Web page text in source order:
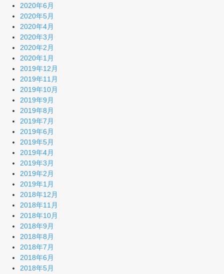
2020年6月
2020年5月
2020年4月
2020年3月
2020年2月
2020年1月
2019年12月
2019年11月
2019年10月
2019年9月
2019年8月
2019年7月
2019年6月
2019年5月
2019年4月
2019年3月
2019年2月
2019年1月
2018年12月
2018年11月
2018年10月
2018年9月
2018年8月
2018年7月
2018年6月
2018年5月